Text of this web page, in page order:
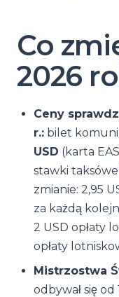
Co
2026
Ceny
r.: bilet
USD (karta
stawki
zmianie: 2,95
za każdą
2 USD opłaty
opłaty
Mistrzostwa
odbywał się od